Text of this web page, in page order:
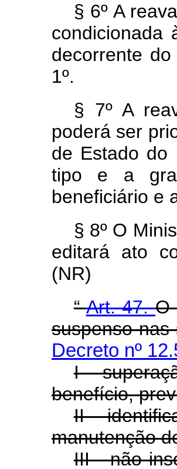
§ 6º A
condicionada
decorrente
1º.
§ 7º A
poderá ser
de Estado do
tipo e a
beneficiário e
§ 8º O
editará ato
(NR)
“Art. 47.O
suspenso nas
Decreto nº
I -
benefício,
II -
manutenção
III - não